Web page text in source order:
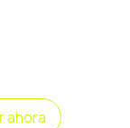
ahora